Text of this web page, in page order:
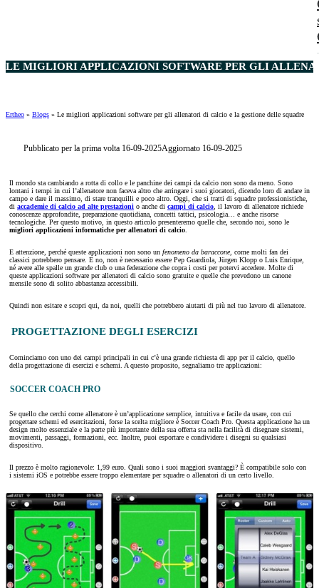
LE MIGLIORI APPLICAZIONI SOFTWARE PER GLI
Ertheo » Blogs » Le migliori applicazioni software per gli allenatori di calcio e la gestione delle squadre
Pubblicato per la prima volta 16-09-2025Aggiornato 16-09-2025
Il mondo sta cambiando a rotta di collo e le panchine dei campi da calcio non sono da meno. Sono
lontani i tempi in cui l’allenatore non faceva altro che arringare i suoi giocatori, dicendo loro di andare in
campo e dare il massimo, di stare tranquilli e poco altro. Oggi, che si tratti di squadre professionistiche,
di accademie di calcio ad alte prestazioni o anche di campi di calcio, il lavoro di allenatore richiede
conoscenze approfondite, preparazione quotidiana, concetti tattici, psicologia… e anche risorse
tecnologiche. Per questo motivo, in questo articolo presenteremo quelle che, secondo noi, sono le
migliori applicazioni informatiche per allenatori di calcio.
E attenzione, perché queste applicazioni non sono un fenomeno da baraccone, come molti fan dei
classici potrebbero pensare. E no, non è necessario essere Pep Guardiola, Jürgen Klopp o Luis Enrique,
né avere alle spalle un grande club o una federazione che copra i costi per potervi accedere. Molte di
queste applicazioni software per allenatori di calcio sono gratuite e quelle che prevedono un canone
mensile sono di solito abbastanza accessibili.
Quindi non esitare e scopri qui, da noi, quelli che potrebbero aiutarti di più nel tuo lavoro di allenatore.
PROGETTAZIONE DEGLI ESERCIZI
Cominciamo con uno dei campi principali in cui c’è una grande richiesta di app per il calcio, quello
della progettazione di esercizi e schemi. A questo proposito, segnaliamo tre applicazioni:
SOCCER COACH PRO
Se quello che cerchi come allenatore è un’applicazione semplice, intuitiva e facile da usare, con cui
progettare schemi ed esercitazioni, forse la scelta migliore è Soccer Coach Pro. Questa applicazione ha un
design molto essenziale e la parte più importante della sua offerta sta nella facilità di disegnare sistemi,
movimenti, passaggi, formazioni, ecc. Inoltre, puoi esportare e condividere i disegni su qualsiasi
dispositivo.
Il prezzo è molto ragionevole: 1,99 euro. Quali sono i suoi maggiori svantaggi? È compatibile solo con
i sistemi iOS e potrebbe essere troppo elementare per squadre o allenatori di un certo livello.